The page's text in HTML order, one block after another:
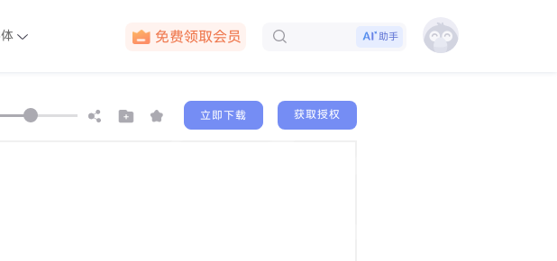
免费领取会员
助手
立即下载 获取授权